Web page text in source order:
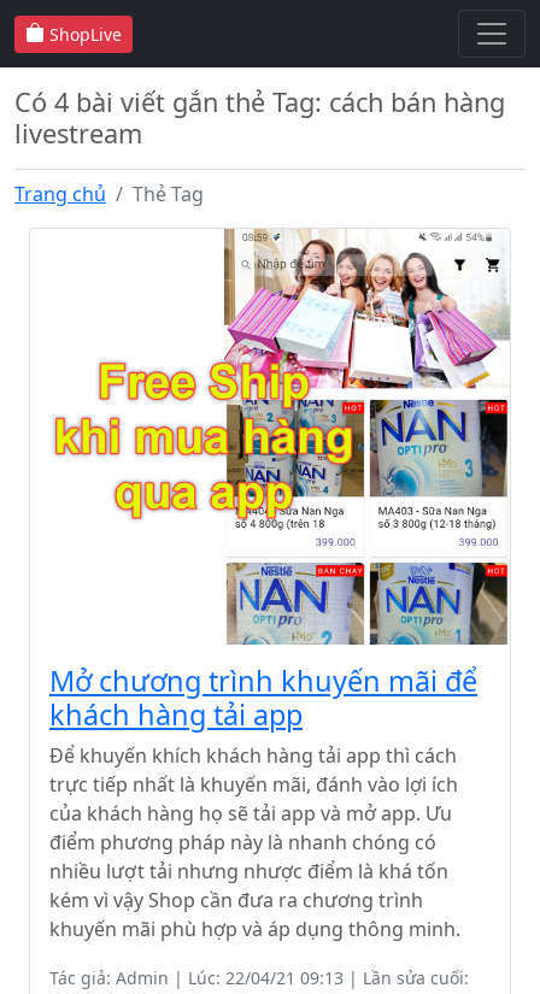
ShopLive
Có 4 bài viết gắn thẻ Tag: cách bán hàng
livestream
Trang chủ Thẻ Tag
Mở chương trình khuyến mãi để
khách hàng tải app
Để khuyến khích khách hàng tải app thì cách
trực tiếp nhất là khuyến mãi, đánh vào lợi ích
của khách hàng họ sẽ tải app và mở app. Ưu
điểm phương pháp này là nhanh chóng có
nhiều lượt tải nhưng nhược điểm là khá tốn
kém vì vậy Shop cần đưa ra chương trình
khuyến mãi phù hợp và áp dụng thông minh.
Tác giả: Admin | Lúc: 22/04/21 09:13 | Lần sửa cuối: